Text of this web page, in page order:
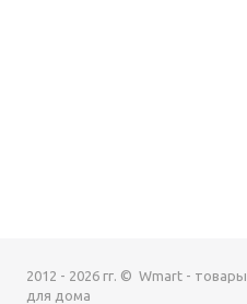
2012 - 2026 гг. © Wmart - товары
для дома